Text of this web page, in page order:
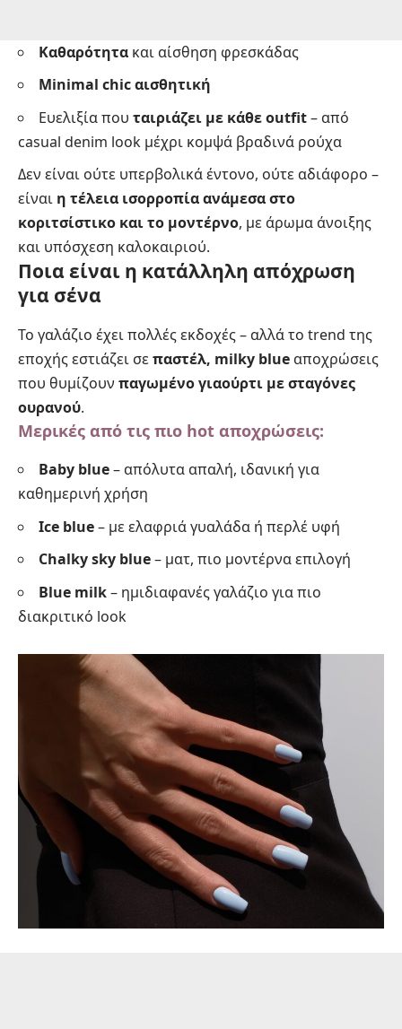
Καθαρότητα και αίσθηση φρεσκάδας
Minimal chic αισθητική
Ευελιξία που ταιριάζει με κάθε outfit– από
casual denim look μέχρι κομψά βραδινά ρούχα
Δεν είναι ούτε υπερβολικά έντονο, ούτε αδιάφορο –
είναι η τέλεια ισορροπία ανάμεσα στο
κοριτσίστικο και το μοντέρνο, με άρωμα άνοιξης
και υπόσχεση καλοκαιριού.
Ποια είναι η κατάλληλη απόχρωση
για σένα
Το γαλάζιο έχει πολλές εκδοχές – αλλά το trend της
εποχής εστιάζει σεπαστέλ, milky blueαποχρώσεις
που θυμίζουν παγωμένο γιαούρτι με σταγόνες
ουρανού.
Μερικές από τις πιο hot αποχρώσεις:
Baby blue– απόλυτα απαλή, ιδανική για
καθημερινή χρήση
Ice blue– με ελαφριά γυαλάδα ή περλέ υφή
Chalky sky blue– ματ, πιο μοντέρνα επιλογή
Blue milk– ημιδιαφανές γαλάζιο για πιο
διακριτικό look